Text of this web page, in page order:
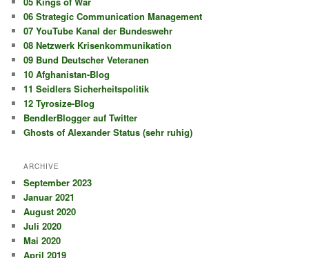
06 Strategic Communication Management
07 YouTube Kanal der Bundeswehr
08 Netzwerk Krisenkommunikation
09 Bund Deutscher Veteranen
10 Afghanistan-Blog
11 Seidlers Sicherheitspolitik
12 Tyrosize-Blog
BendlerBlogger auf Twitter
Ghosts of Alexander Status (sehr ruhig)
ARCHIVE
September 2023
Januar 2021
August 2020
Juli 2020
Mai 2020
April 2019